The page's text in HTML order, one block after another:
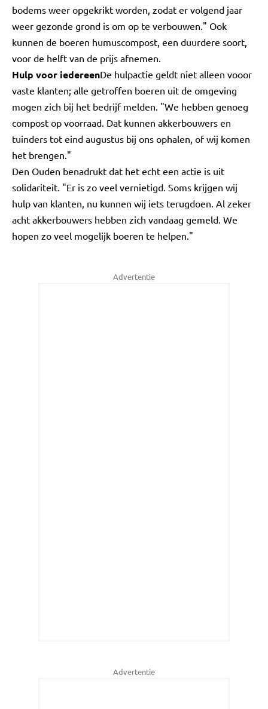
bodems weer opgekrikt worden, zodat er volgend jaar
weer gezonde grond is om op te verbouwen." Ook
kunnen de boeren humuscompost, een duurdere soort,
voor de helft van de prijs afnemen.
Hulp voor iedereenDe hulpactie geldt niet alleen vooor
vaste klanten; alle getroffen boeren uit de omgeving
mogen zich bij het bedrijf melden. "We hebben genoeg
compost op voorraad. Dat kunnen akkerbouwers en
tuinders tot eind augustus bij ons ophalen, of wij komen
het brengen."
Den Ouden benadrukt dat het echt een actie is uit
solidariteit. "Er is zo veel vernietigd. Soms krijgen wij
hulp van klanten, nu kunnen wij iets terugdoen. Al zeker
acht akkerbouwers hebben zich vandaag gemeld. We
hopen zo veel mogelijk boeren te helpen."
Advertentie
Advertentie